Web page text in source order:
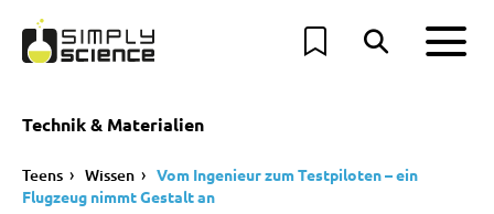
Technik & Materialien
Teens Wissen
Vom Ingenieur zum Testpiloten – ein
Flugzeug nimmt Gestalt an